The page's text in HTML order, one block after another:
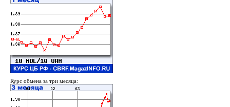
Курс обмена за три месяца: